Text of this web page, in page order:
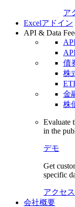
ア
Excelアドイン
API & Data
債
株
金
株
Evaluate
in the
デモ
Get
specific
アクセ
会社概要